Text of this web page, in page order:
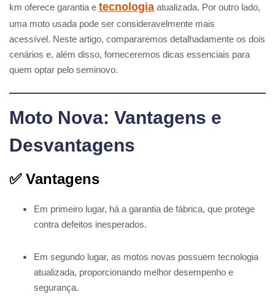
km oferece garantia e tecnologia atualizada. Por outro lado,
uma moto usada pode ser consideravelmente mais
acessível. Neste artigo, compararemos detalhadamente os dois
cenários e, além disso, forneceremos dicas essenciais para
quem optar pelo seminovo.
Moto Nova: Vantagens e
Desvantagens
✅ Vantagens
Em primeiro lugar, há a garantia de fábrica, que protege
contra defeitos inesperados.
Em segundo lugar, as motos novas possuem tecnologia
atualizada, proporcionando melhor desempenho e
segurança.